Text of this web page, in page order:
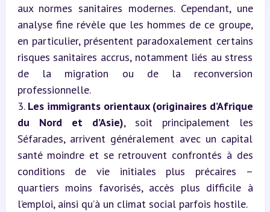
aux normes sanitaires modernes. Cependant, une
analyse fine révèle que les hommes de ce groupe,
en particulier, présentent paradoxalement certains
risques sanitaires accrus, notamment liés au stress
de la migration ou de la reconversion
professionnelle.
3. Les immigrants orientaux (originaires d’Afrique
du Nord et d’Asie), soit principalement les
Séfarades, arrivent généralement avec un capital
santé moindre et se retrouvent confrontés à des
conditions de vie initiales plus précaires –
quartiers moins favorisés, accès plus difficile à
l’emploi, ainsi qu’à un climat social parfois hostile.